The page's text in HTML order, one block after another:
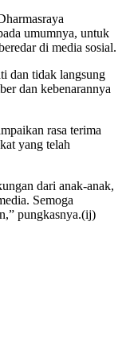
umumnya, untuk
di media sosial.
dan tidak langsung
dan kebenarannya
rasa terima
yang telah
dari anak-anak,
Semoga
pungkasnya.(ij)